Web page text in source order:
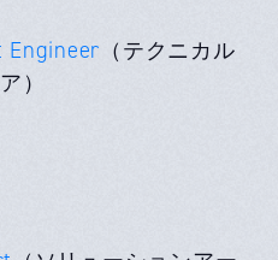
Engineer （テクニカル
）